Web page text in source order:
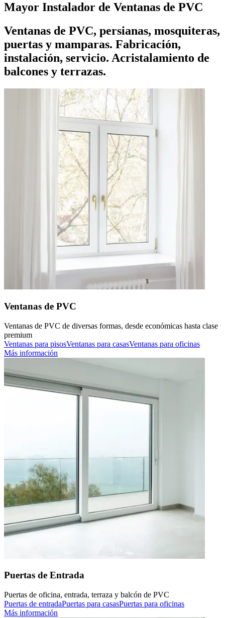
Mayor Instalador de Ventanas de PVC
Ventanas de PVC, persianas, mosquiteras,
puertas y mamparas. Fabricación,
instalación, servicio. Acristalamiento de
balcones y terrazas.
Ventanas de PVC
Ventanas de PVC de diversas formas, desde económicas hasta clase
premium
Ventanas para pisosVentanas para casasVentanas para oficinas
Más información
Puertas de Entrada
Puertas de oficina, entrada, terraza y balcón de PVC
Puertas de entradaPuertas para casasPuertas para oficinas
Más información